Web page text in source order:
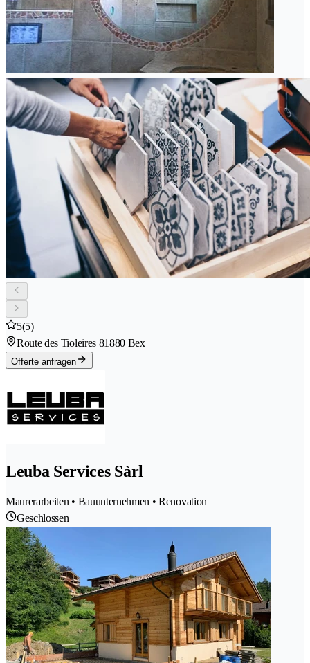
5(5)
Route des Tioleires 81880 Bex
Offerte anfragen
Leuba Services Sàrl
Maurerarbeiten • Bauunternehmen • Renovation
Geschlossen